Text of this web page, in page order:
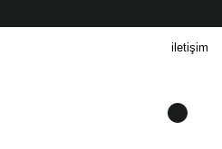
iletişim